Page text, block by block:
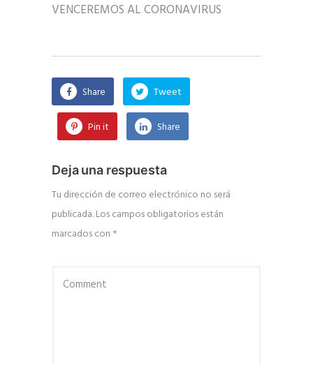
VENCEREMOS AL CORONAVIRUS
Share Tweet
Pin it Share
Deja una respuesta
Tu dirección de correo electrónico no será
publicada.Los campos obligatorios están
marcados con *